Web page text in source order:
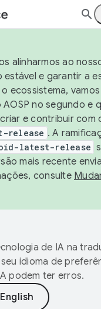
alinharmos ao
estável e garantir a
ecossistema,
no segundo e
e contribuir com
release . A
latest-release
mais recente
consulte
de IA na
idioma de
podem ter erros.